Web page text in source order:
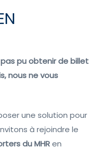
pu obtenir de billet
nous ne vous
une solution pour
à rejoindre le
du MHRen